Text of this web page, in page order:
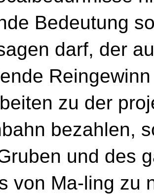
Bedeutung
darf, der
zu der
bezahlen,
und des
von Ma-ling zu